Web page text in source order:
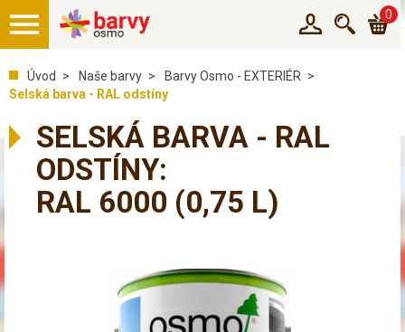
0
Úvod Naše barvy
Barvy Osmo - EXTERIÉR
Selská barva - RAL odstíny
SELSKÁ BARVA - RAL
ODSTÍNY:
RAL 6000 (0,75 L)